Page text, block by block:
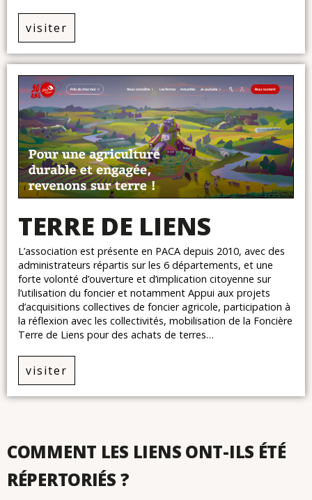
visiter
TERRE DE LIENS
L’association est présente en PACA depuis 2010, avec des
administrateurs répartis sur les 6 départements, et une
forte volonté d’ouverture et d’implication citoyenne sur
l’utilisation du foncier et notamment Appui aux projets
d’acquisitions collectives de foncier agricole, participation à
la réflexion avec les collectivités, mobilisation de la Foncière
Terre de Liens pour des achats de terres…
visiter
COMMENT LES LIENS ONT-ILS ÉTÉ
RÉPERTORIÉS ?